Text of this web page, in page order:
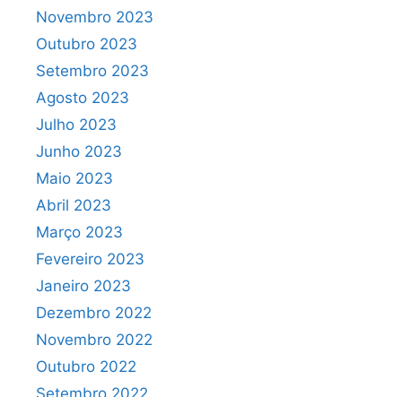
Novembro 2023
Outubro 2023
Setembro 2023
Agosto 2023
Julho 2023
Junho 2023
Maio 2023
Abril 2023
Março 2023
Fevereiro 2023
Janeiro 2023
Dezembro 2022
Novembro 2022
Outubro 2022
Setembro 2022